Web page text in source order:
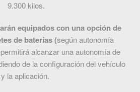
9.300 kilos.
equipados con una opción de
de baterías (según autonomía
alcanzar una autonomía de
de la configuración del vehículo
y la aplicación.